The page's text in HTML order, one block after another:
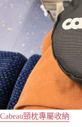
Cabeau頸枕專屬收納